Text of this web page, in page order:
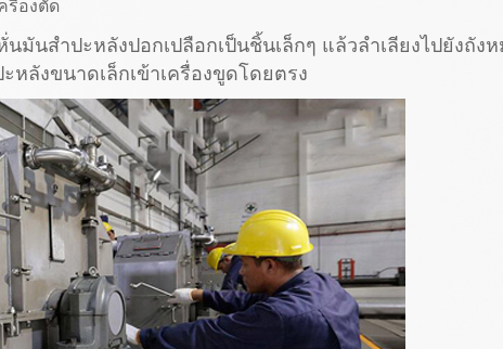
รื่องตัด
นสำปะหลังปอกเปลือกเป็นชิ้นเล็กๆ แล้วลำเลียงไปยังถัง
ลังขนาดเล็กเข้าเครื่องขูดโดยตรง